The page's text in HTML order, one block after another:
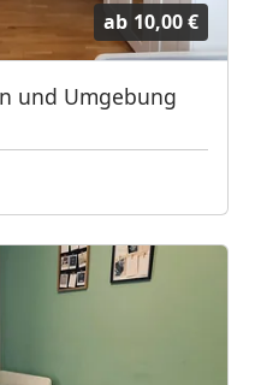
ab 10,00 €
und Umgebung